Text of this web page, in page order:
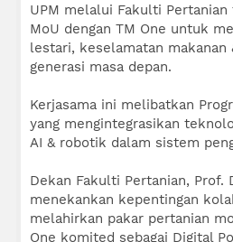
UPM melalui Fakulti Pertanian
MoU dengan TM One untuk
lestari, keselamatan makanan
generasi masa depan.
Kerjasama ini melibatkan
yang mengintegrasikan
AI & robotik dalam sistem
Dekan Fakulti Pertanian, Prof.
menekankan kepentingan
melahirkan pakar pertanian
One komited sebagai Digital